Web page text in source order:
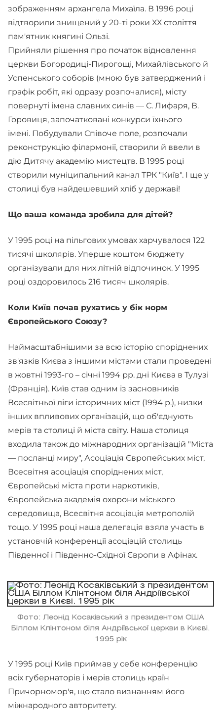
зображенням архангела Михаїла. В 1996 році
відтворили знищений у 20-ті роки ХХ століття
пам'ятник княгині Ользі.
Прийняли рішення про початок відновлення
церкви Богородиці-Пирогощі, Михайлівського й
Успенського соборів (мною був затверджений і
графік робіт, які одразу розпочалися), місту
повернуті імена славних синів — С. Лифаря, В.
Горовиця, започатковані конкурси їхнього
імені. Побудували Співоче поле, розпочали
реконструкцію філармонії, створили й ввели в
дію Дитячу академію мистецтв. В 1995 році
створили муніципальний канал ТРК "Київ". І ще у
столиці був найдешевший хліб у державі!
Що ваша команда зробила для дітей?
У 1995 році на пільгових умовах харчувалося 122
тисячі школярів. Уперше коштом бюджету
організували для них літній відпочинок. У 1995
році оздоровилось 216 тисяч школярів.
Коли Київ почав рухатись у бік норм
Європейського Союзу?
Наймасштабнішими за всю історію споріднених
зв'язків Києва з іншими містами стали проведені
в жовтні 1993-го – січні 1994 рр. дні Києва в Тулузі
(Франція). Київ став одним із засновників
Всесвітньої ліги історичних міст (1994 р.), низки
інших впливових організацій, що об'єднують
мерів та столиці й міста світу. Наша столиця
входила також до міжнародних організацій "Міста
— посланці миру", Асоціація Європейських міст,
Всесвітня асоціація споріднених міст,
Європейські міста проти наркотиків,
Європейська академія охорони міського
середовища, Всесвітня асоціація метрополій
тощо. У 1995 році наша делегація взяла участь в
установчій конференції асоціацій столиць
Південної і Південно-Східної Європи в Афінах.
Фото: Леонід Косаківський з президентом США
Біллом Клінтоном біля Андріївської церкви в Києві.
1995 рік
У 1995 році Київ приймав у себе конференцію
всіх губернаторів і мерів столиць країн
Причорномор'я, що стало визнанням його
міжнародного авторитету.